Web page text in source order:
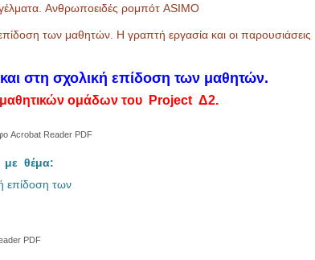
Aνθρωποειδές ρομπότ ASIMO
των μαθητών. Η γραπτή εργασία και οι παρουσιάσεις
στη σχολική επίδοση των μαθητών.
μαθητικών ομάδων του Project Δ2.
Acrobat Reader PDF
με θέμα:
επίδοση των
PDF